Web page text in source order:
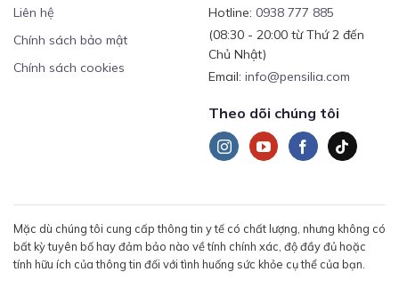
Liên hệ
Chính sách bảo mật
Chính sách cookies
Hotline: 0938 777 885
(08:30 - 20:00 từ Thứ 2 đến
Chủ Nhật)
Email: info@pensilia.com
Theo dõi chúng tôi
Mặc dù chúng tôi cung cấp thông tin y tế có chất lượng, nhưng không có
bất kỳ tuyên bố hay đảm bảo nào về tính chính xác, độ đầy đủ hoặc
tính hữu ích của thông tin đối với tình huống sức khỏe cụ thể của bạn.